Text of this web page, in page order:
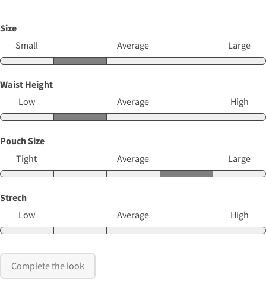
Size
Small
Average Large
Waist Height
Low
Average High
Pouch Size
Tight
Average Large
Strech
Low
Average High
Complete the look